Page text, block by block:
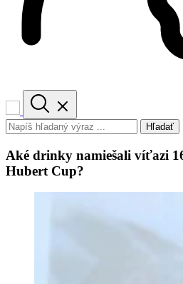
Hľadať
Aké drinky namiešali víťazi
Hubert Cup?